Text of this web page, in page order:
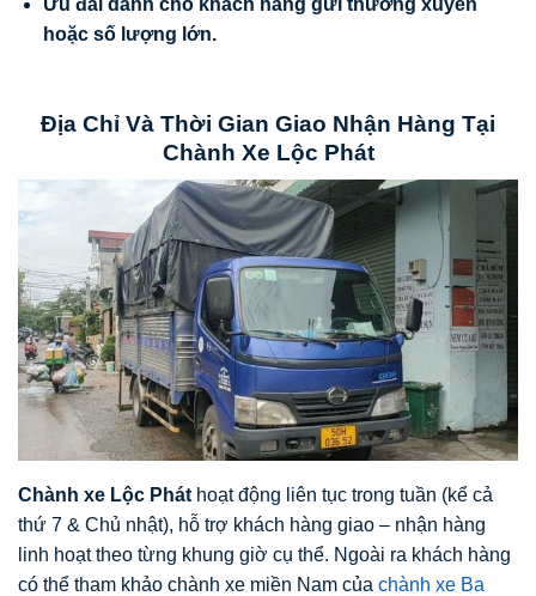
Ưu đãi dành cho khách hàng gửi thường xuyên
hoặc số lượng lớn.
Địa Chỉ Và Thời Gian Giao Nhận Hàng Tại
Chành Xe Lộc Phát
Chành xe Lộc Phát hoạt động liên tục trong tuần (kể cả
thứ 7 & Chủ nhật), hỗ trợ khách hàng giao – nhận hàng
linh hoạt theo từng khung giờ cụ thể. Ngoài ra khách hàng
có thể tham khảo chành xe miền Nam của chành xe Ba